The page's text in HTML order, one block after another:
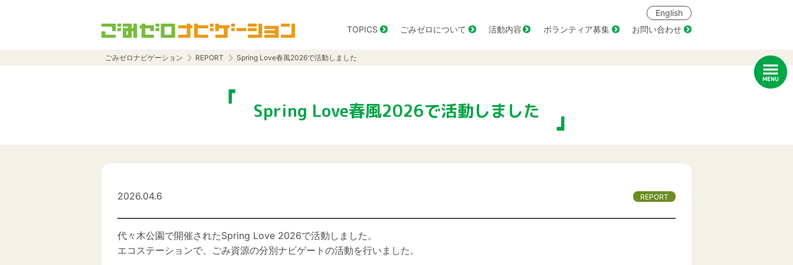
TOPICS ごみゼロについて 活動内容 ボランティア募集 お問い合わせ
English
ごみゼロナビゲーション REPORT Spring Love春風2026で活動しました
Spring Love春風2026で活動しました
2026.04.6 REPORT
代々木公園で開催されたSpring Love 2026で活動しました。
エコステーションで、ごみ資源の分別ナビゲートの活動を行いました。